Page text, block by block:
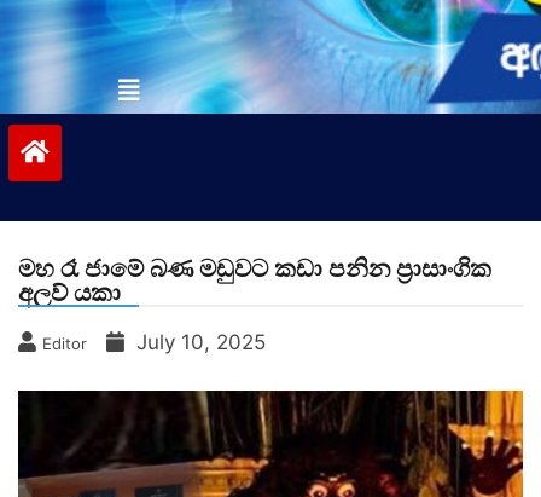
මහ රෑ ජාමේ බණ මඩුවට කඩා පනින ප්‍රාසාංගික
අලව් යකා
Editor July 10, 2025